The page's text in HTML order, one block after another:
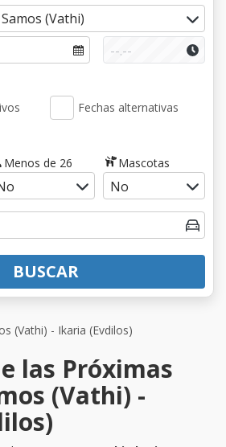
(Vathi) - Ikaria (Evdilos)
Fechas alternativas
Menos de 26 Mascotas
BUSCAR
las Próximas
(Vathi) -